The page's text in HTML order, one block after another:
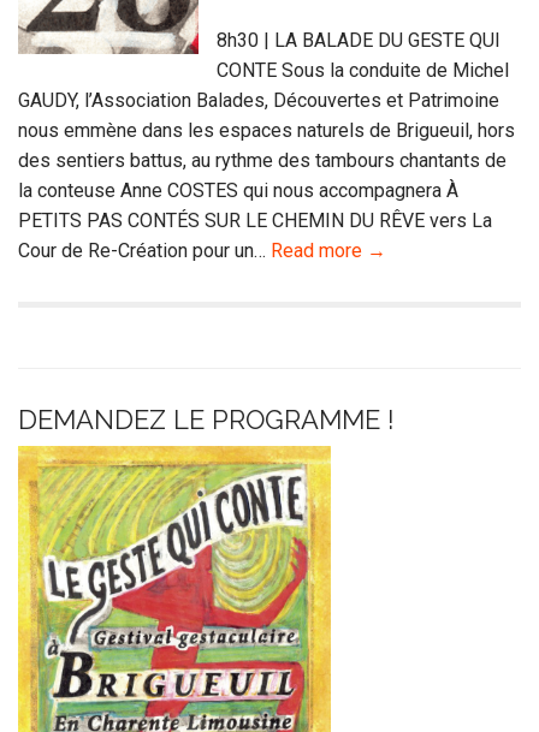
8h30 | LA BALADE DU GESTE QUI
CONTE Sous la conduite de Michel
GAUDY, l’Association Balades, Découvertes et Patrimoine
nous emmène dans les espaces naturels de Brigueuil, hors
des sentiers battus, au rythme des tambours chantants de
la conteuse Anne COSTES qui nous accompagnera À
PETITS PAS CONTÉS SUR LE CHEMIN DU RÊVE vers La
Cour de Re-Création pour un… Read more →
DEMANDEZ LE PROGRAMME !